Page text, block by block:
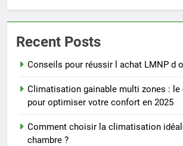
Recent Posts
Conseils pour réussir l achat LMNP d
Climatisation gainable multi zones : le
pour optimiser votre confort en 2025
Comment choisir la climatisation
chambre ?